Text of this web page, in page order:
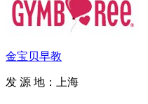
金宝贝早教
发 源 地：上海